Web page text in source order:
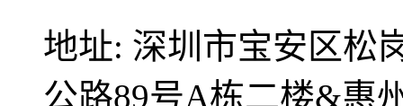
地址: 深圳市宝安区松
公路89号A栋二楼&惠